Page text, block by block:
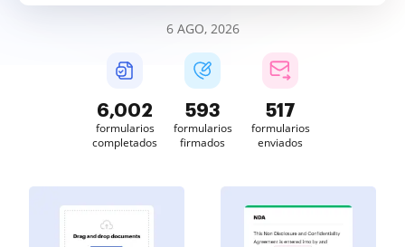
6 AGO, 2026
6,002
formularios
completados
593
formularios
firmados
517
formularios
enviados